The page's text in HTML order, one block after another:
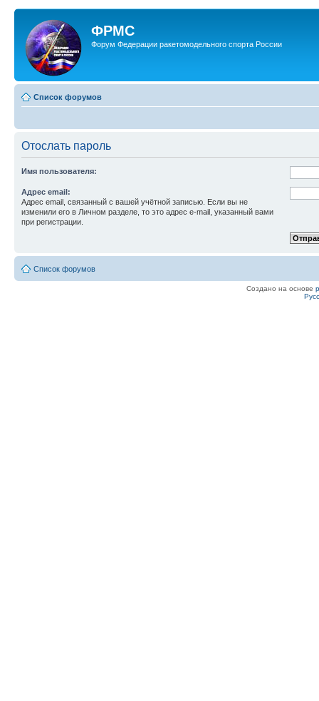
ФРМС
Форум Федерации ракетомодельного спорта России
Список форумов
Отослать пароль
Имя пользователя:
Адрес email:
Адрес email, связанный с вашей учётной записью. Если вы не
изменили его в Личном разделе, то это адрес e-mail, указанный вами
при регистрации.
Список форумов
Создано на основе